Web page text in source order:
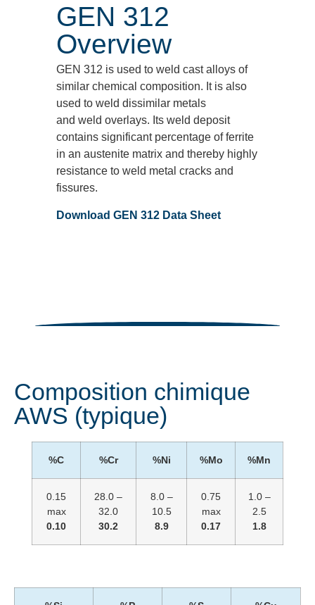
GEN 312
Overview
GEN 312 is used to weld cast alloys of
similar chemical composition. It is also
used to weld dissimilar metals
and weld overlays. Its weld deposit
contains significant percentage of ferrite
in an austenite matrix and thereby highly
resistance to weld metal cracks and
fissures.
Download GEN 312 Data Sheet
Composition chimique
AWS (typique)
%C %Cr %Ni %Mo %Mn
0.15
max
0.10
28.0 –
32.0
30.2
8.0 –
10.5
8.9
0.75
max
0.17
1.0 –
2.5
1.8